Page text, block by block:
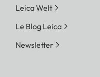
Leica Welt
Le Blog Leica
Newsletter